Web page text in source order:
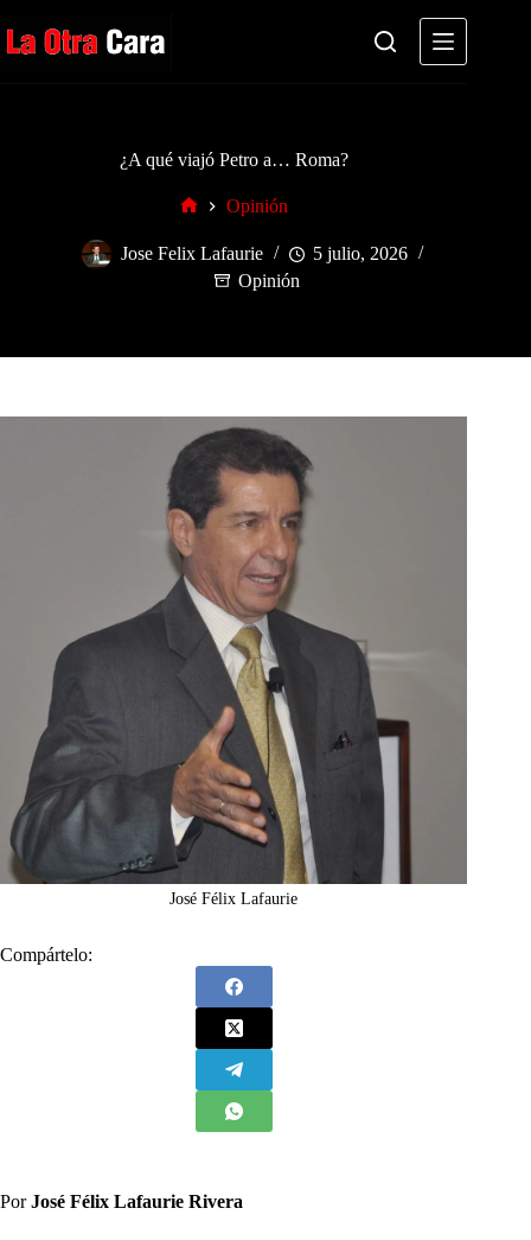
al
contenido
¿A qué viajó Petro a… Roma?
Opinión
Jose Felix Lafaurie
5 julio, 2026
Opinión
José Félix Lafaurie
Compártelo:
Por José Félix Lafaurie Rivera